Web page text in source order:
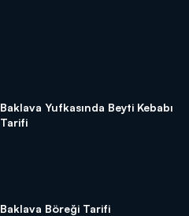
Baklava Yufkasında Beyti Kebabı
Tarifi
Baklava Böreği Tarifi